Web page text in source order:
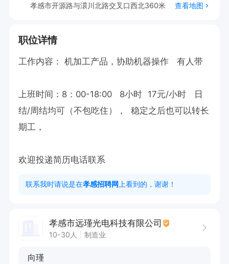
孝感市开源路与澴川北路交叉口西北360米
查看地图
职位详情
工作内容： 机加工产品，协助机器操作   有人带
上班时间：8：00-18:00   8小时  17元/小时   日
结/周结均可（不包吃住），  稳定之后也可以转长
期工，
欢迎投递简历电话联系
联系我时请说是在孝感招聘网 上看到的，谢谢！
孝感市远瑾光电科技有限公司
10-30人 制造业
向瑾